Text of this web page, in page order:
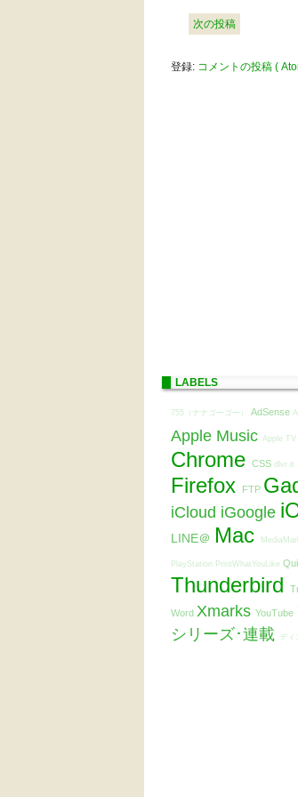
次の投稿
登録: コメントの投稿 (
LABELS
755（ナナゴーゴー） AdSense
Apple Music Apple TV
Chrome CSS dlvr.it
Firefox FTP
iCloud iGoogle
LINE＠ Mac
PlayStation PrintWhatYouLike
Thunderbird
Word Xmarks YouTube
シリーズ･連載 ディ